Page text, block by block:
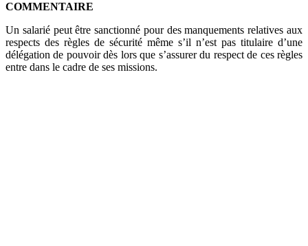
COMMENTAIRE
Un salarié peut être sanctionné pour des manquements relatives aux
respects des règles de sécurité même s’il n’est pas titulaire d’une
délégation de pouvoir dès lors que s’assurer du respect de ces règles
entre dans le cadre de ses missions.